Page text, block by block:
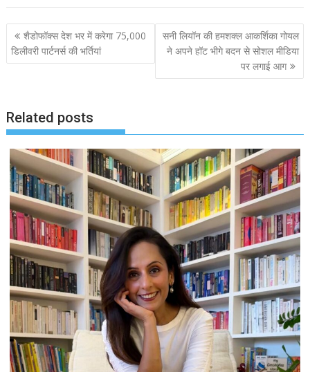
Post
navigation
शैडोफॉक्स देश भर में करेगा 75,000
डिलीवरी पार्टनर्स की भर्तियां
सनी लियॉन की हमशक्ल आकर्शिका गोयल
ने अपने हॉट भीगे बदन से सोशल मीडिया
पर लगाई आग
Related posts